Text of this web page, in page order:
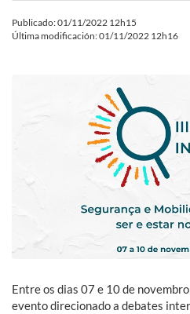
Publicado: 01/11/2022 12h15
Última modificación: 01/11/2022 12h16
Entre os dias 07 e 10 de
evento direcionado a debates